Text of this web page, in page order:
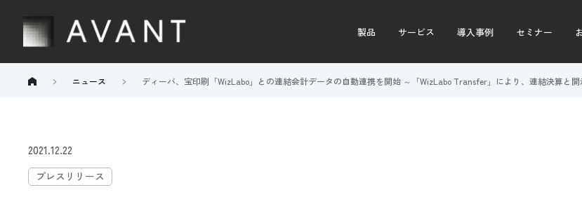
製品 サービス 導入事例 セミナー
ニュース ディーバ、宝印刷「WizLabo」との連結会計データの自動連携を開始 ～「WizLabo Transfer」により、連結決算と
2021.12.22
プレスリリース